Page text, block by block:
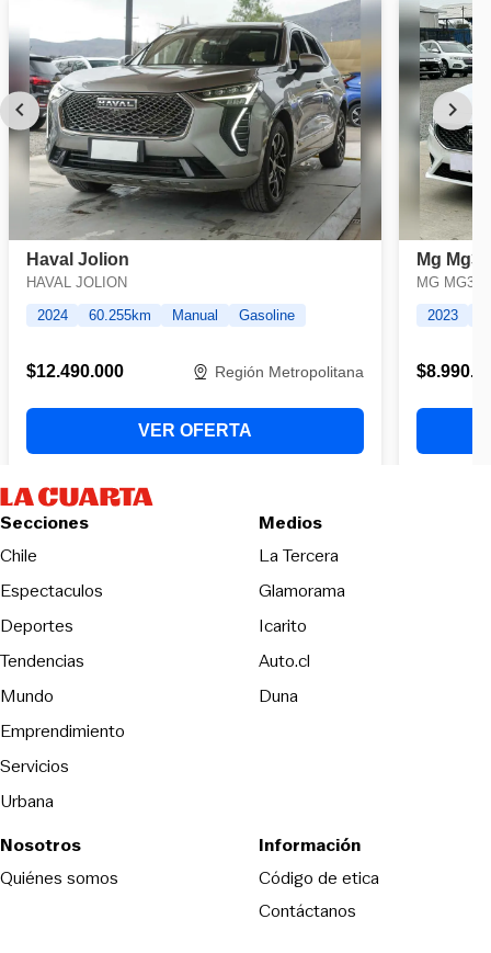
Secciones
Chile
Espectaculos
Deportes
Tendencias
Mundo
Emprendimiento
Servicios
Urbana
Medios
La TerceraOpens in new
Glamorama
Icarito
Auto.cl
DunaOpens in new window
Nosotros
Quiénes somos
Información
Código de eticaOpens in new
Contáctanos